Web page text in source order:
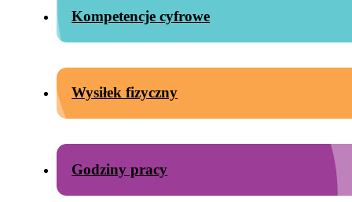
Kompetencje cyfrowe
Wysiłek fizyczny
Godziny pracy